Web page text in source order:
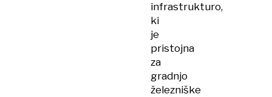
infrastrukturo,
ki
je
pristojna
za
gradnjo
železniške